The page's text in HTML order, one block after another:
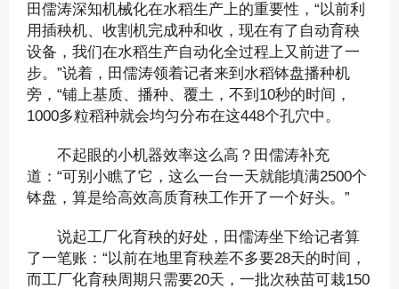
田儒涛深知机械化在水稻生产上的重要性，“以前利
用插秧机、收割机完成种和收，现在有了自动育秧
设备，我们在水稻生产自动化全过程上又前进了一
步。”说着，田儒涛领着记者来到水稻钵盘播种机
旁，“铺上基质、播种、覆土，不到10秒的时间，
1000多粒稻种就会均匀分布在这448个孔穴中。
不起眼的小机器效率这么高？田儒涛补充
道：“可别小瞧了它，这么一台一天就能填满2500个
钵盘，算是给高效高质育秧工作开了一个好头。”
说起工厂化育秧的好处，田儒涛坐下给记者算
了一笔账：“以前在地里育秧差不多要28天的时间，
而工厂化育秧周期只需要20天，一批次秧苗可栽150